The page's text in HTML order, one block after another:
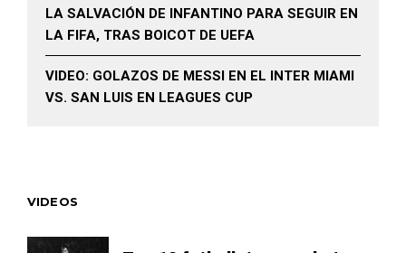
LA SALVACIÓN DE INFANTINO PARA SEGUIR EN
LA FIFA, TRAS BOICOT DE UEFA
VIDEO: GOLAZOS DE MESSI EN EL INTER MIAMI
VS. SAN LUIS EN LEAGUES CUP
VIDEOS